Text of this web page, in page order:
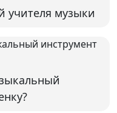
учителя музыки